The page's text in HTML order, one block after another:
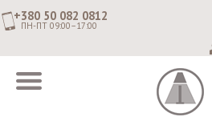
+380 50 082 0812
ПН-ПТ 09:00–17:00